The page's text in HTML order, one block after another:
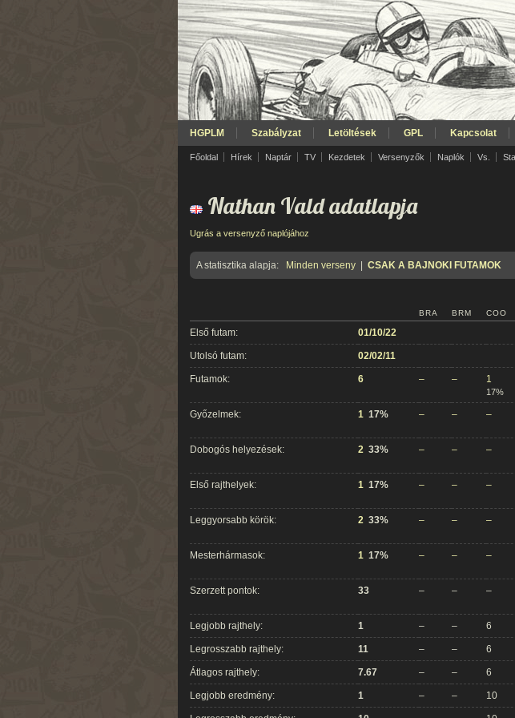
HGPLM Szabályzat Letöltések GPL Kapcsolat
Főoldal Hírek Naptár TV Kezdetek Versenyzők Naplók Vs.
Nathan Vald adatlapja
Ugrás a versenyző naplójához
A statisztika alapja: Minden verseny CSAK A BAJNOKI FUTAMOK
BRA BRM COO
Első futam: 01/10/22
Utolsó futam: 02/02/11
Futamok: 6 – – 1
17%
Győzelmek: 1 17% – – –
Dobogós helyezések: 2 33% – – –
Első rajthelyek: 1 17% – – –
Leggyorsabb körök: 2 33% – – –
Mesterhármasok: 1 17% – – –
Szerzett pontok: 33 – – –
Legjobb rajthely: 1 – – 6
Legrosszabb rajthely: 11 – – 6
Átlagos rajthely: 7.67 – – 6
Legjobb eredmény: 1 – – 10